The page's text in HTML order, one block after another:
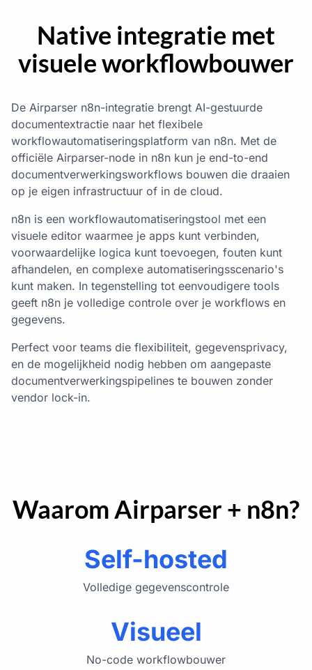
Native integratie met
visuele workflowbouwer
De Airparser n8n-integratie brengt AI-gestuurde
documentextractie naar het flexibele
workflowautomatiseringsplatform van n8n. Met de
officiële Airparser-node in n8n kun je end-to-end
documentverwerkingsworkflows bouwen die draaien
op je eigen infrastructuur of in de cloud.
n8n is een workflowautomatiseringstool met een
visuele editor waarmee je apps kunt verbinden,
voorwaardelijke logica kunt toevoegen, fouten kunt
afhandelen, en complexe automatiseringsscenario's
kunt maken. In tegenstelling tot eenvoudigere tools
geeft n8n je volledige controle over je workflows en
gegevens.
Perfect voor teams die flexibiliteit, gegevensprivacy,
en de mogelijkheid nodig hebben om aangepaste
documentverwerkingspipelines te bouwen zonder
vendor lock-in.
Waarom Airparser + n8n?
Self-hosted
Volledige gegevenscontrole
Visueel
No-code workflowbouwer